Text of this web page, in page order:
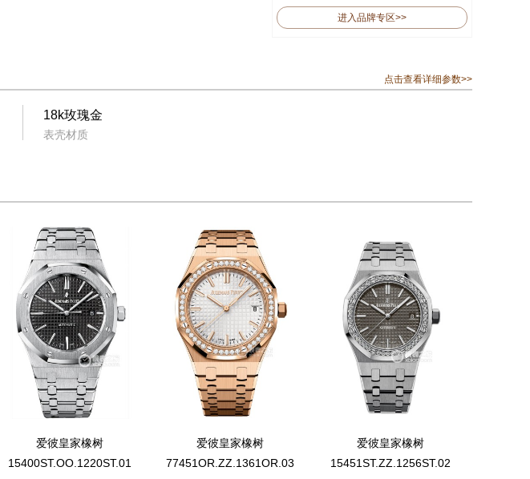
进入品牌专区>>
点击查看详细参数>>
18k玫瑰金
表壳材质
爱彼皇家橡树
15400ST.OO.1220ST.01
爱彼皇家橡树
77451OR.ZZ.1361OR.03
爱彼皇家橡树
15451ST.ZZ.1256ST.02